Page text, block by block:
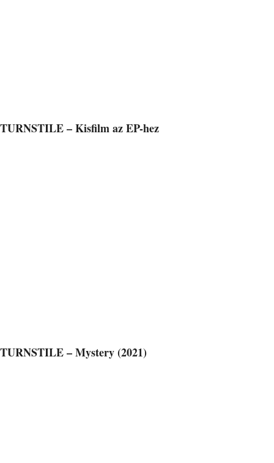
TURNSTILE – Kisfilm az EP-hez
TURNSTILE – Mystery (2021)